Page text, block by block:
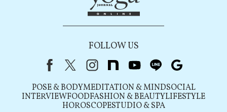
FOLLOW US
FacebookX（旧Twitter）
instagram
note youtubeline
POSE & BODYMEDITATION & MINDSOCIAL
INTERVIEWFOODFASHION & BEAUTYLIFESTYLE
HOROSCOPESTUDIO & SPA